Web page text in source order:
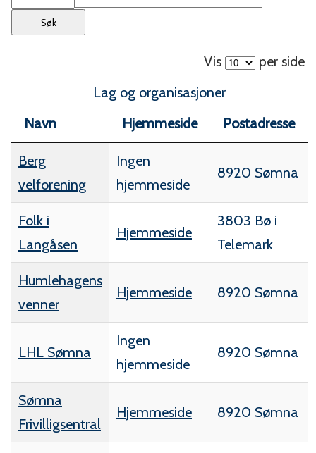
Vis
per side
Lag og organisasjoner
Navn
Hjemmeside Postadresse
Berg
velforening
Ingen
hjemmeside
8920 Sømna
Folk i
Langåsen
Hjemmeside
3803 Bø i
Telemark
Humlehagens
venner
Hjemmeside 8920 Sømna
LHL Sømna
Ingen
hjemmeside
8920 Sømna
Sømna
Frivilligsentral
Hjemmeside 8920 Sømna